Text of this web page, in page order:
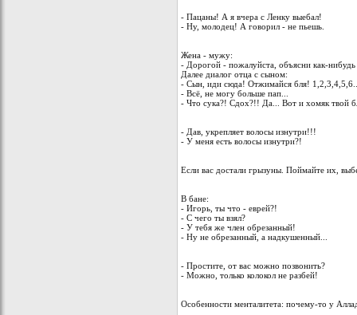
- Пацаны! А я вчера с Ленку выебал!
- Ну, молодец! А говорил - не пьешь.
Жена - мужу:
- Дорогой - пожалуйста, объясни как-
Далее диалог отца с сыном:
- Сын, иди сюда! Отжимайся бля!
- Всё, не могу больше пап...
- Что сука?! Сдох?!! Да... Вот и хомяк твой
- Дав, укрепляет волосы изнутри!!!
- У меня есть волосы изнутри?!
Если вас достали грызуны. Поймайте их,
В бане:
- Игорь, ты что - еврей?!
- С чего ты взял?
- У тебя же член обрезанный!
- Ну не обрезанный, а надкушенный...
- Простите, от вас можно позвонить?
- Можно, только колокол не разбей!
Особенности менталитета: почему-то у